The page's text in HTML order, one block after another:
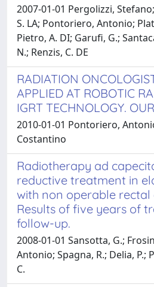
2007-01-01 Pergolizzi,
S. LA; Pontoriero, Antonio;
Pietro, A. DI; Garufi, G.;
N.; Renzis, C. DE
RADIATION
APPLIED AT ROBOTIC
IGRT TECHNOLOGY.
2010-01-01 Pontoriero,
Costantino
Radiotherapy ad
reductive treatment in
with non operable rectal
Results of five years of
follow-up.
2008-01-01 Sansotta, G.;
Antonio; Spagna, R.; Delia, P.;
C.